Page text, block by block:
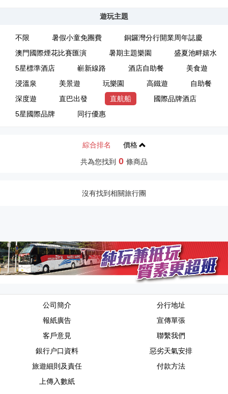
遊玩主題
不限 暑假小童免團費
銅鑼灣分行開業周年誌慶
澳門國際煙花比賽匯演
暑期主題樂園
盛夏池畔嬉水
5星標準酒店
嶄新線路 酒店自助餐
美食遊
浸溫泉
美景遊 玩樂園 高鐵遊
自助餐
深度遊
直巴出發 直航船
國際品牌酒店
5星國際品牌
同行優惠
綜合排名 價格
共為您找到 0 條商品
沒有找到相關旅行團
公司簡介
分行地址
報紙廣告
宣傳單張
客戶意見
聯繫我們
銀行户口資料
惡劣天氣安排
旅遊細則及責任
付款方法
上傳入數紙